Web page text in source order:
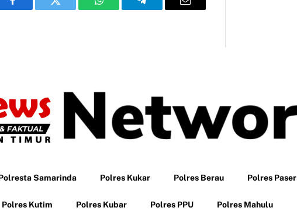
Facebook Twitter WhatsAppTelegram Email
Samarinda Polres Kukar Polres Berau Polres Paser
Polres Kutim Polres Kubar Polres PPU Polres Mahulu